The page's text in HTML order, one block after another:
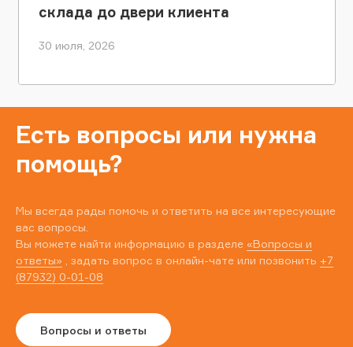
склада до двери клиента
30 июля, 2026
Есть вопросы или нужна
помощь?
Мы всегда рады помочь и ответить на все интересующие
вас вопросы.
Вы можете найти информацию в разделе «Вопросы и
ответы» , задать вопрос в онлайн-чате или позвонить +7
(87932) 0-01-08
Вопросы и ответы